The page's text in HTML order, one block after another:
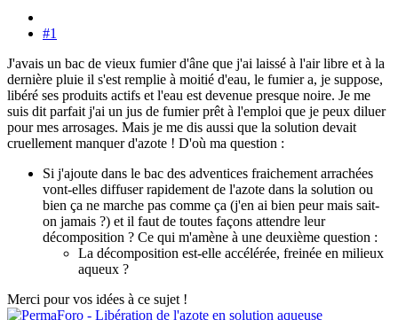
#1
J'avais un bac de vieux fumier d'âne que j'ai laissé à l'air libre et à la
dernière pluie il s'est remplie à moitié d'eau, le fumier a, je suppose,
libéré ses produits actifs et l'eau est devenue presque noire. Je me
suis dit parfait j'ai un jus de fumier prêt à l'emploi que je peux diluer
pour mes arrosages. Mais je me dis aussi que la solution devait
cruellement manquer d'azote ! D'où ma question :
Si j'ajoute dans le bac des adventices fraichement arrachées
vont-elles diffuser rapidement de l'azote dans la solution ou
bien ça ne marche pas comme ça (j'en ai bien peur mais sait-
on jamais ?) et il faut de toutes façons attendre leur
décomposition ? Ce qui m'amène à une deuxième question :
La décomposition est-elle accélérée, freinée en milieux
aqueux ?
Merci pour vos idées à ce sujet !